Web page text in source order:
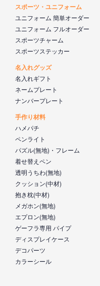
スポーツ・ユニフォーム
ユニフォーム 簡単オーダー
ユニフォーム フルオーダー
スポーツチャーム
スポーツステッカー
名入れグッズ
名入れギフト
ネームプレート
ナンバープレート
手作り材料
ハメパチ
ペンライト
パズル(無地)・フレーム
着せ替えペン
透明うちわ(無地)
クッション(中材)
抱き枕(中材)
メガホン(無地)
エプロン(無地)
ゲーフラ専用 パイプ
ディスプレイケース
デコパーツ
カラーシール